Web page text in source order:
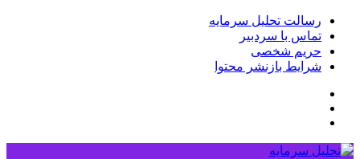
رسالت تحلیل سرمایه
تماس با سردبیر
حریم شخصی
شرایط بازنشر محتوا